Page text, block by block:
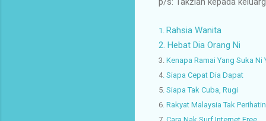
1. Rahsia Wanita
2. Hebat Dia Orang Ni
3. Kenapa Ramai Yang Suka Ni
4. Siapa Cepat Dia Dapat
5 Siapa Tak Cuba, Rugi
6 Rakyat Malaysia Tak
7 Cara Nak Surf Internet Free